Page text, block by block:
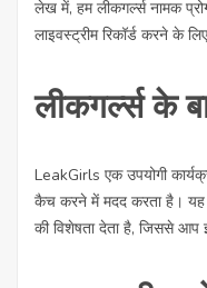
लेख में, हम लीकगर्ल्स नामक
लाइवस्ट्रीम रिकॉर्ड करने के
लीकगर्ल्स के
LeakGirls एक उपयोगी
कैच करने में मदद करता है। यह
की विशेषता देता है, जिससे